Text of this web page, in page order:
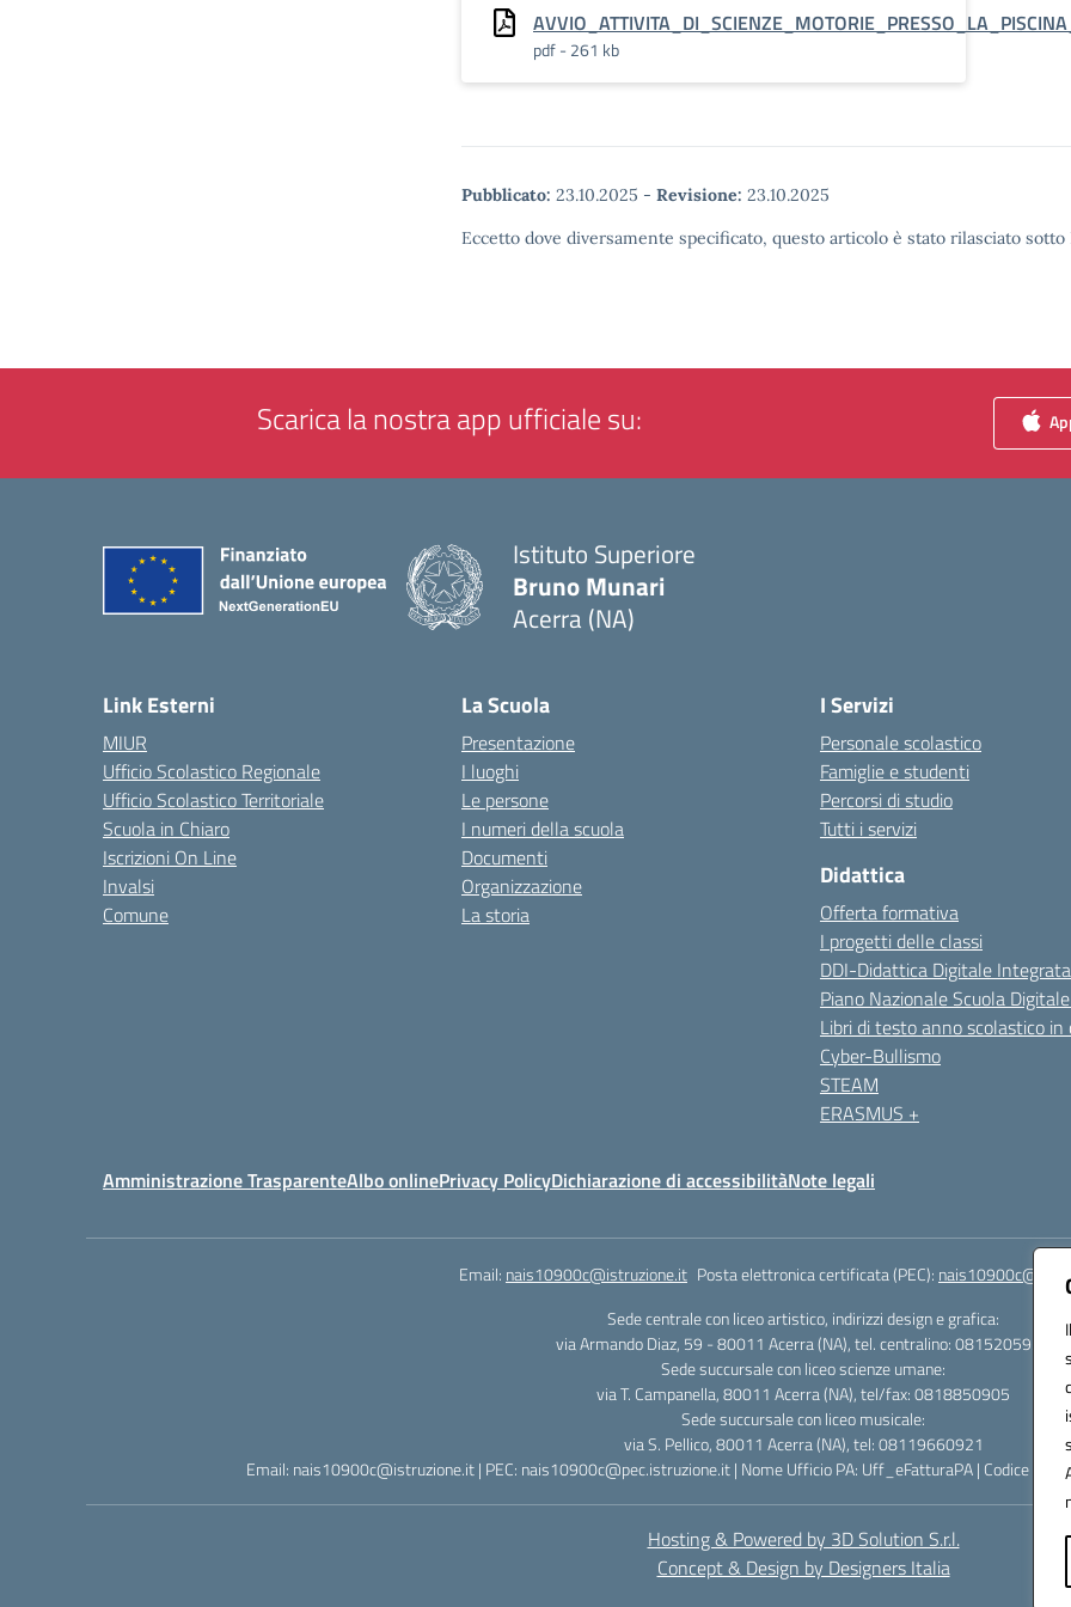
pdf - 261 kb
Pubblicato: 23.10.2025 - Revisione: 23.10.2025
Eccetto dove diversamente specificato, questo articolo è stato rilasciato
Scarica la nostra app ufficiale su:
Istituto Superiore
Bruno Munari
Acerra (NA)
Link Esterni
MIUR
Ufficio Scolastico Regionale
Ufficio Scolastico Territoriale
Scuola in Chiaro
Iscrizioni On Line
Invalsi
Comune
La Scuola
Presentazione
I luoghi
Le persone
I numeri della scuola
Documenti
Organizzazione
La storia
I Servizi
Personale scolastico
Famiglie e studenti
Percorsi di studio
Tutti i servizi
Didattica
Offerta formativa
I progetti delle classi
DDI-Didattica Digitale Integrata
Piano Nazionale Scuola
Libri di testo anno scolastico in
Cyber-Bullismo
STEAM
ERASMUS +
Amministrazione TrasparenteAlbo onlinePrivacy PolicyDichiarazione di accessibilitàNote legali
Email: nais10900c@istruzione.it Posta elettronica certificata (PEC):
Sede centrale con liceo artistico, indirizzi design e grafica:
via Armando Diaz, 59 - 80011 Acerra (NA), tel. centralino: 0815205935
Sede succursale con liceo scienze umane:
via T. Campanella, 80011 Acerra (NA), tel/fax: 0818850905
Sede succursale con liceo musicale:
via S. Pellico, 80011 Acerra (NA), tel: 08119660921
Email: nais10900c@istruzione.it | PEC: nais10900c@pec.istruzione.it | Nome Ufficio PA: Uff_eFatturaPA | Codice
Hosting & Powered by 3D Solution S.r.l.
Concept & Design by Designers Italia